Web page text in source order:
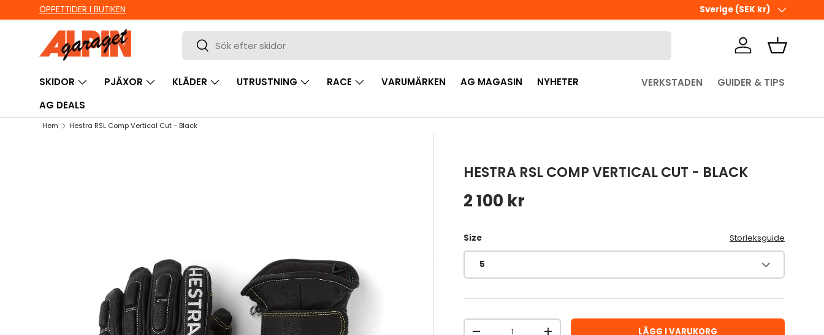
HOPPA TILL INNEHÅLL
ÖPPETTIDER I BUTIKEN Ute i sista minuten? Välj
Land/Region
Sverige (SEK kr)
Sök
Sök Logga inKorg
SKIDOR PJÄXOR KLÄDER UTRUSTNING RACE VARUMÄRKEN AG MAGASIN
NYHETER
AG DEALS
VERKSTADEN GUIDER & TIPS
Hem Hestra RSL Comp Vertical Cut - Black
HESTRA RSL COMP VERTICAL CUT - BLACK
Ordinarie pris
2 100 kr
Size Storleksguide
5
Antal
LÄGG I VARUKORG